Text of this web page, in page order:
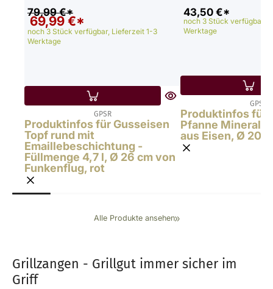
79,99 €*
69,99 €*
noch 3 Stück verfügbar, Lieferzeit 1-3
Werktage
GPSR
Produktinfos für Gusseisen
Topf rund mit
Emaillebeschichtung -
Füllmenge 4,7 l, Ø 26 cm von
Funkenflug, rot
43,50 €*
noch 3 Stück verfügbar,
Werktage
GPSR
Produktinfos für
Pfanne Mineral
aus Eisen, Ø 20
Alle Produkte ansehen
Grillzangen - Grillgut immer sicher im
Griff